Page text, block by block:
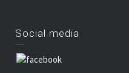
Social media